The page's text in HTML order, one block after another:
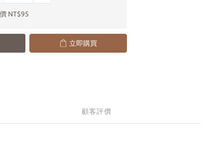
NT$95
立即購買
顧客評價